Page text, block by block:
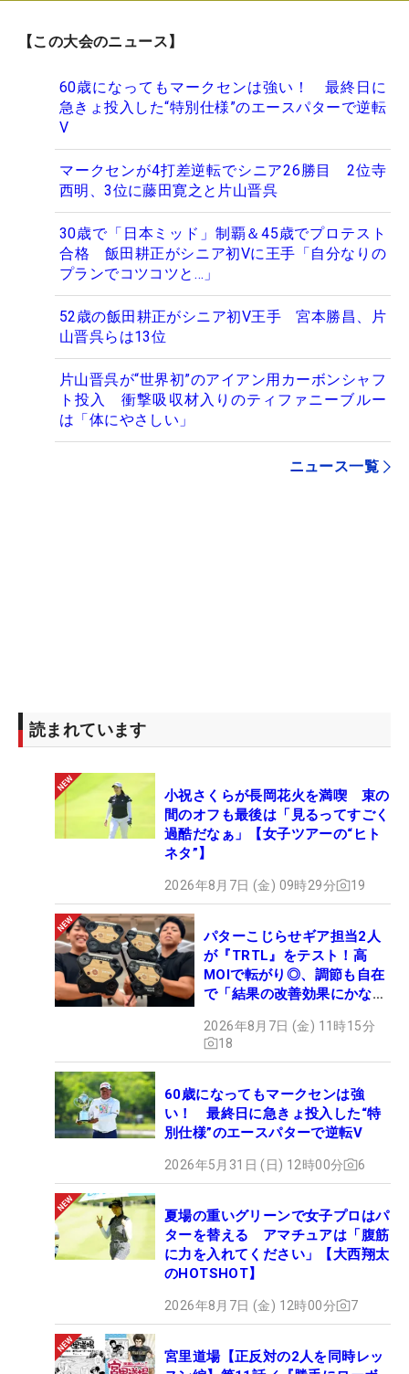
【この大会のニュース】
60歳になってもマークセンは強い！ 最終日に
急きょ投入した“特別仕様”のエースパターで逆転
V
マークセンが4打差逆転でシニア26勝目 2位寺
西明、3位に藤田寛之と片山晋呉
30歳で「日本ミッド」制覇＆45歳でプロテスト
合格 飯田耕正がシニア初Vに王手「自分なりの
プランでコツコツと…」
52歳の飯田耕正がシニア初V王手 宮本勝昌、片
山晋呉らは13位
片山晋呉が“世界初”のアイアン用カーボンシャフ
ト投入 衝撃吸収材入りのティファニーブルー
は「体にやさしい」
ニュース一覧
読まれています
小祝さくらが長岡花火を満喫 束の
間のオフも最後は「見るってすごく
過酷だなぁ」【女子ツアーの“ヒト
ネタ”】
2026年8月7日 (金) 09時29分 19
パターこじらせギア担当2人
が『TRTL』をテスト！高
MOIで転がり◎、調節も自在
で「結果の改善効果にかなり
2026年8月7日 (金) 11時15分
18
60歳になってもマークセンは強
い！ 最終日に急きょ投入した“特
別仕様”のエースパターで逆転V
2026年5月31日 (日) 12時00分 6
夏場の重いグリーンで女子プロはパ
ターを替える アマチュアは「腹筋
に力を入れてください」【大西翔太
のHOTSHOT】
2026年8月7日 (金) 12時00分 7
宮里道場【正反対の2人を同時レッ